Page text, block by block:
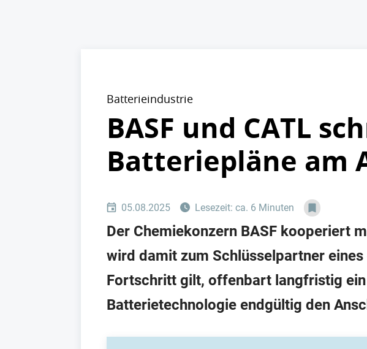
Batterieindustrie
BASF und CATL
Batteriepläne am
05.08.2025 Lesezeit: ca. 6 Minuten
Der Chemiekonzern BASF kooperiert
wird damit zum Schlüsselpartner
Fortschritt gilt, offenbart langfristig
Batterietechnologie endgültig den